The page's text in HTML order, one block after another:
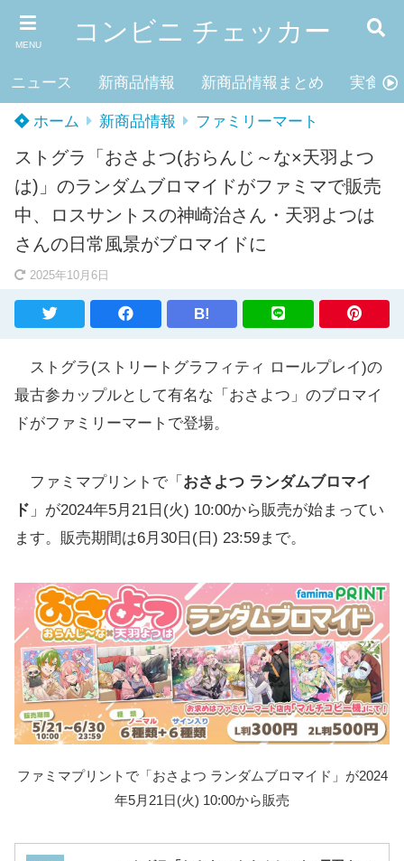
MENU コンビニ チェッカー
ニュース 新商品情報 新商品情報まとめ 実食レ
ホーム 新商品情報 ファミリーマート
ストグラ「おさよつ(おらんじ～な×天羽よつ
は)」のランダムブロマイドがファミマで販売
中、ロスサントスの神崎治さん・天羽よつは
さんの日常風景がブロマイドに
2025年10月6日
B!
ストグラ(ストリートグラフィティ ロールプレイ)の
最古参カップルとして有名な「おさよつ」のブロマイ
ドがファミリーマートで登場。
ファミマプリントで「 おさよつ ランダムブロマイ
ド 」が2024年5月21日(火) 10:00から販売が始まってい
ます。販売期間は6月30日(日) 23:59まで。
ファミマプリントで「おさよつ ランダムブロマイド」が2024
年5月21日(火) 10:00から販売